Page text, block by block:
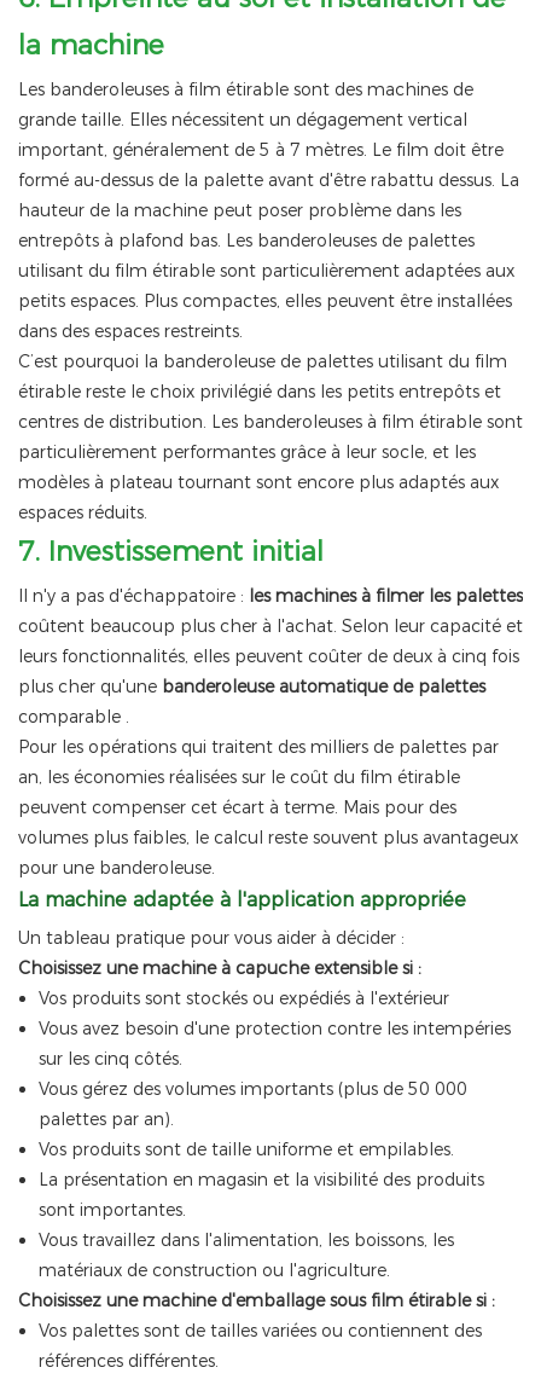
la machine
Les banderoleuses à film étirable sont des machines de
grande taille. Elles nécessitent un dégagement vertical
important, généralement de 5 à 7 mètres. Le film doit être
formé au-dessus de la palette avant d'être rabattu dessus. La
hauteur de la machine peut poser problème dans les
entrepôts à plafond bas. Les banderoleuses de palettes
utilisant du film étirable sont particulièrement adaptées aux
petits espaces. Plus compactes, elles peuvent être installées
dans des espaces restreints.
C’est pourquoi la banderoleuse de palettes utilisant du film
étirable reste le choix privilégié dans les petits entrepôts et
centres de distribution. Les banderoleuses à film étirable sont
particulièrement performantes grâce à leur socle, et les
modèles à plateau tournant sont encore plus adaptés aux
espaces réduits.
7. Investissement initial
Il n'y a pas d'échappatoire : les machines à filmer les palettes
coûtent beaucoup plus cher à l'achat. Selon leur capacité et
leurs fonctionnalités, elles peuvent coûter de deux à cinq fois
plus cher qu'une banderoleuse automatique de palettes
comparable .
Pour les opérations qui traitent des milliers de palettes par
an, les économies réalisées sur le coût du film étirable
peuvent compenser cet écart à terme. Mais pour des
volumes plus faibles, le calcul reste souvent plus avantageux
pour une banderoleuse.
La machine adaptée à l'application appropriée
Un tableau pratique pour vous aider à décider :
Choisissez une machine à capuche extensible si :
Vos produits sont stockés ou expédiés à l'extérieur
Vous avez besoin d'une protection contre les intempéries
sur les cinq côtés.
Vous gérez des volumes importants (plus de 50 000
palettes par an).
Vos produits sont de taille uniforme et empilables.
La présentation en magasin et la visibilité des produits
sont importantes.
Vous travaillez dans l'alimentation, les boissons, les
matériaux de construction ou l'agriculture.
Choisissez une machine d'emballage sous film étirable si :
Vos palettes sont de tailles variées ou contiennent des
références différentes.